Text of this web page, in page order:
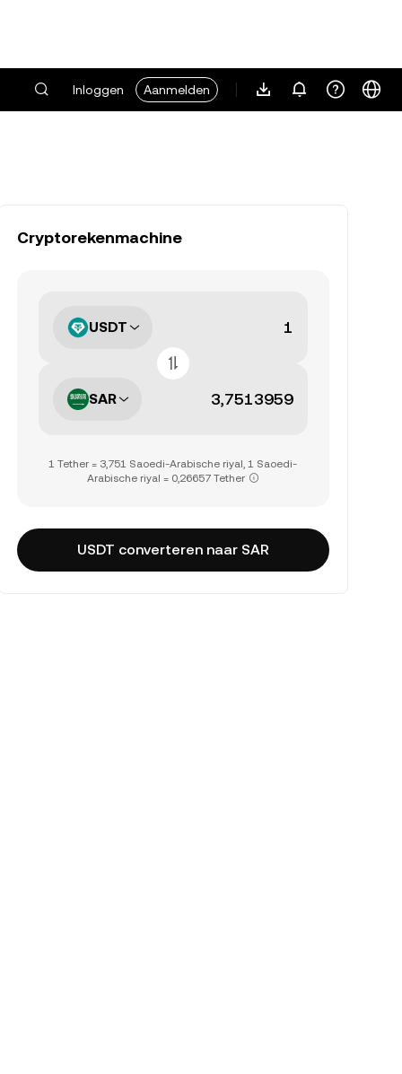
Inloggen Aanmelden
Cryptorekenmachine
USDT
SAR
1 Tether = 3,751 Saoedi-Arabische riyal, 1 Saoedi-
Arabische riyal = 0,26657 Tether
USDT converteren naar SAR